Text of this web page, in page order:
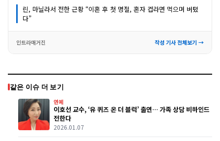
린, 마닐라서 전한 근황 “이혼 후 첫 명절, 혼자 컵라면 먹으며 버텼
다”
인트라매거진 작성 기사 전체보기 →
같은 이슈 더 보기
연예
이호선 교수, ‘유 퀴즈 온 더 블럭’ 출연… 가족 상담 비하인드
전한다
2026.01.07